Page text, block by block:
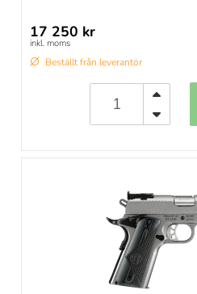
17 250 kr
inkl. moms
Beställt från leverantör